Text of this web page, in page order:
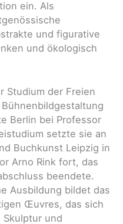
ein. Als
und figurative
und ökologisch
Studium der Freien
Berlin bei Professor
setzte sie an
Buchkunst Leipzig in
Arno Rink fort, das
beendete.
Ausbildung bildet das
Œuvres, das sich
Skulptur und